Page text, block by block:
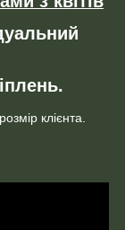
клієнта.